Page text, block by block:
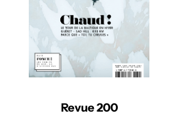
Revue 200